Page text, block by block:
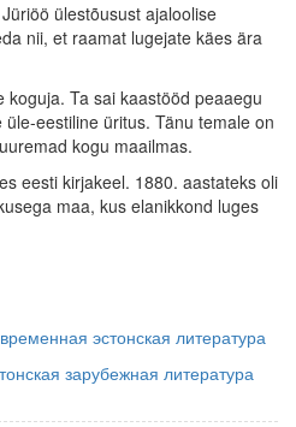
ülestõusust ajaloolise
nii, et raamat lugejate käes ära
Ta sai kaastööd peaaegu
eestiline üritus. Tänu temale on
kogu maailmas.
eesti kirjakeel. 1880. aastateks oli
maa, kus elanikkond luges
эстонская литература
зарубежная литература